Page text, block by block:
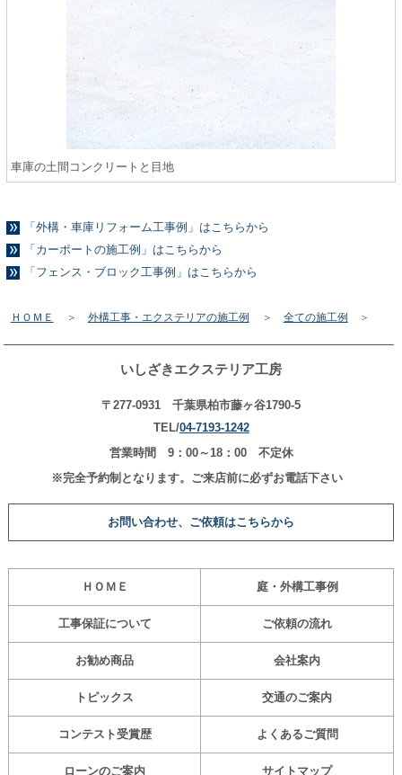
車庫の土間コンクリートと目地
「外構・車庫リフォーム工事例」はこちらから
「カーポートの施工例」はこちらから
「フェンス・ブロック工事例」はこちらから
ＨＯＭＥ ＞ 外構工事・エクステリアの施工例 ＞ 全ての施工例 ＞
いしざきエクステリア工房
〒277-0931 千葉県柏市藤ヶ谷1790-5
TEL/04-7193-1242
営業時間 9：00～18：00 不定休
※完全予約制となります。ご来店前に必ずお電話下さい
お問い合わせ、ご依頼はこちらから
ＨＯＭＥ 庭・外構工事例
工事保証について ご依頼の流れ
お勧め商品 会社案内
トピックス 交通のご案内
コンテスト受賞歴 よくあるご質問
ローンのご案内 サイトマップ